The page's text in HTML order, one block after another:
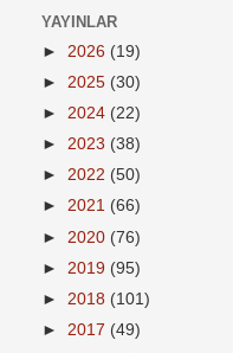
YAYINLAR
► 2026 (19)
► 2025 (30)
► 2024 (22)
► 2023 (38)
► 2022 (50)
► 2021 (66)
► 2020 (76)
► 2019 (95)
► 2018 (101)
► 2017 (49)